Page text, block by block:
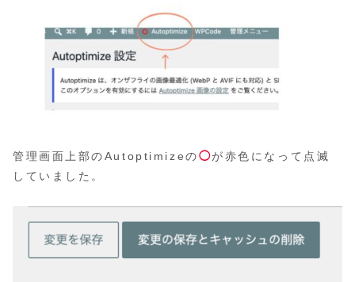
管理画面上部のAutoptimizeの◯が赤色になって点滅
していました。